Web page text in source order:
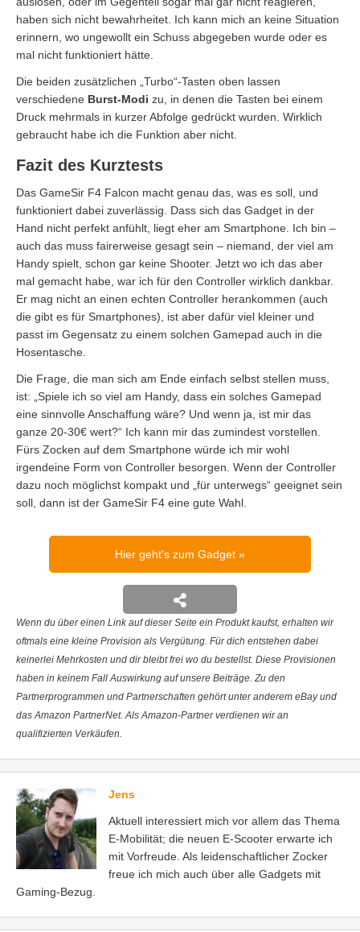
haben sich nicht bewahrheitet. Ich kann mich an keine Situation
erinnern, wo ungewollt ein Schuss abgegeben wurde oder es
mal nicht funktioniert hätte.
Die beiden zusätzlichen „Turbo“-Tasten oben lassen
verschiedene Burst-Modi zu, in denen die Tasten bei einem
Druck mehrmals in kurzer Abfolge gedrückt wurden. Wirklich
gebraucht habe ich die Funktion aber nicht.
Fazit des Kurztests
Das GameSir F4 Falcon macht genau das, was es soll, und
funktioniert dabei zuverlässig. Dass sich das Gadget in der
Hand nicht perfekt anfühlt, liegt eher am Smartphone. Ich bin –
auch das muss fairerweise gesagt sein – niemand, der viel am
Handy spielt, schon gar keine Shooter. Jetzt wo ich das aber
mal gemacht habe, war ich für den Controller wirklich dankbar.
Er mag nicht an einen echten Controller herankommen (auch
die gibt es für Smartphones), ist aber dafür viel kleiner und
passt im Gegensatz zu einem solchen Gamepad auch in die
Hosentasche.
Die Frage, die man sich am Ende einfach selbst stellen muss,
ist: „Spiele ich so viel am Handy, dass ein solches Gamepad
eine sinnvolle Anschaffung wäre? Und wenn ja, ist mir das
ganze 20-30€ wert?“ Ich kann mir das zumindest vorstellen.
Fürs Zocken auf dem Smartphone würde ich mir wohl
irgendeine Form von Controller besorgen. Wenn der Controller
dazu noch möglichst kompakt und „für unterwegs“ geeignet sein
soll, dann ist der GameSir F4 eine gute Wahl.
Hier geht's zum Gadget
Wenn du über einen Link auf dieser Seite ein Produkt kaufst, erhalten wir
oftmals eine kleine Provision als Vergütung. Für dich entstehen dabei
keinerlei Mehrkosten und dir bleibt frei wo du bestellst. Diese Provisionen
haben in keinem Fall Auswirkung auf unsere Beiträge. Zu den
Partnerprogrammen und Partnerschaften gehört unter anderem eBay und
das Amazon PartnerNet. Als Amazon-Partner verdienen wir an
qualifizierten Verkäufen.
Jens
Aktuell interessiert mich vor allem das Thema
E-Mobilität; die neuen E-Scooter erwarte ich
mit Vorfreude. Als leidenschaftlicher Zocker
freue ich mich auch über alle Gadgets mit
Gaming-Bezug.